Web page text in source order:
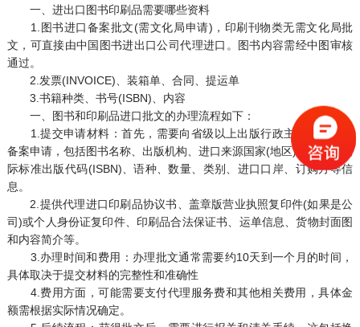
一、进出口图书印刷品需要哪些资料
1.图书进口备案批文(需文化局申请)，印刷刊物类无需文化局批
文，可直接由中国图书进出口公司代理进口。图书内容需经中图审核
通过。
2.发票(INVOICE)、装箱单、合同、提运单
3.书籍种类、书号(ISBN)、内容
一、图书和印刷品进口批文的办理流程如下‌：
1.‌提交申请材料‌：首先，需要向省级以上出版行政主管部门提交
备案申请，包括图书名称、出版机构、进口来源国家(地区)、作者、国
际标准出版代码(ISBN)、语种、数量、类别、进口口岸、订购方等信
息‌。
2.提供代理进口印刷品协议书、盖章版营业执照复印件(如果是公
司)或个人身份证复印件、印刷品合法保证书、运单信息、货物封面图
和内容简介等‌。
3.‌办理时间和费用‌：办理批文通常需要约10天到一个月的时间，
具体取决于提交材料的完整性和准确性‌
4.费用方面，可能需要支付代理服务费和其他相关费用，具体金
额需根据实际情况确定。